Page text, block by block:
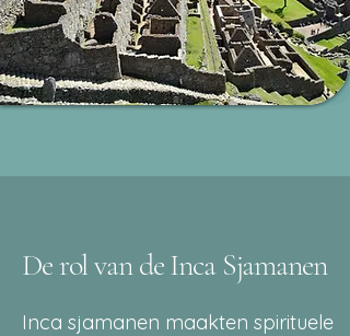
De rol van de Inca Sjamanen
Inca sjamanen maakten spirituele